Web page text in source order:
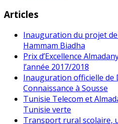
Articles
Inauguration du projet de
Hammam Biadha
Prix d’Excellence
l’année 2017/2018
Inauguration officielle de
Connaissance à Sousse
Tunisie Telecom et
Tunisie verte
Transport rural scolaire,